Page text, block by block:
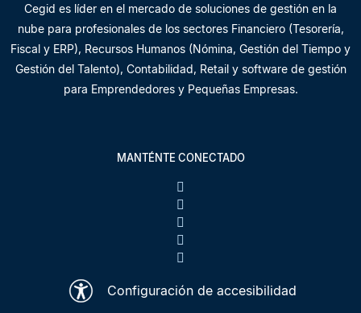
Cegid es líder en el mercado de soluciones de gestión en la
nube para profesionales de los sectores Financiero (Tesorería,
Fiscal y ERP), Recursos Humanos (Nómina, Gestión del Tiempo y
Gestión del Talento), Contabilidad, Retail y software de gestión
para Emprendedores y Pequeñas Empresas.
MANTÉNTE CONECTADO
Configuración de accesibilidad